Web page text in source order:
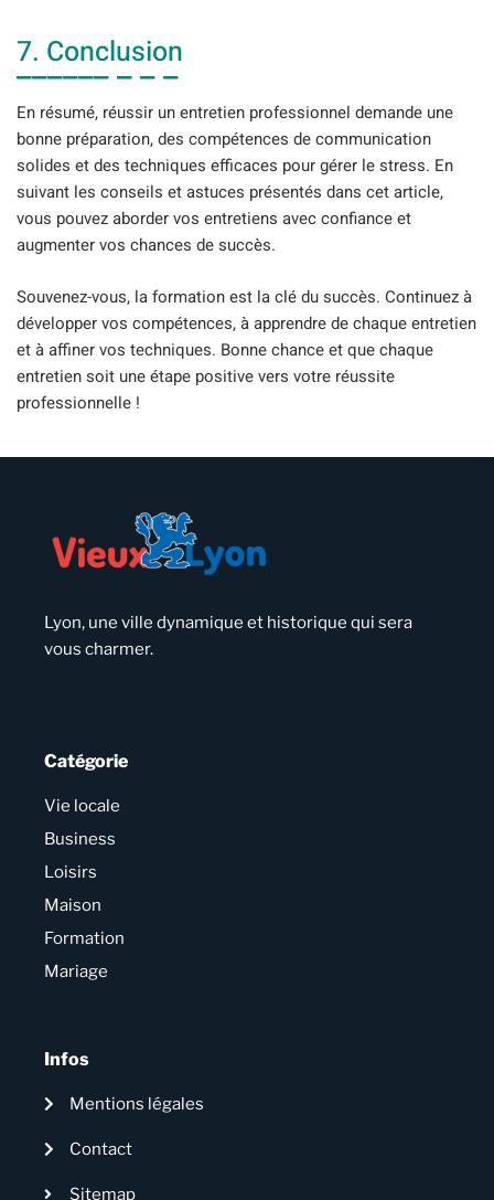
7. Conclusion
En résumé, réussir un entretien professionnel demande une
bonne préparation, des compétences de communication
solides et des techniques efficaces pour gérer le stress. En
suivant les conseils et astuces présentés dans cet article,
vous pouvez aborder vos entretiens avec confiance et
augmenter vos chances de succès.
Souvenez-vous, la formation est la clé du succès. Continuez à
développer vos compétences, à apprendre de chaque entretien
et à affiner vos techniques. Bonne chance et que chaque
entretien soit une étape positive vers votre réussite
professionnelle !
Lyon, une ville dynamique et historique qui sera
vous charmer.
Catégorie
Vie locale
Business
Loisirs
Maison
Formation
Mariage
Infos
Mentions légales
Contact
Sitemap